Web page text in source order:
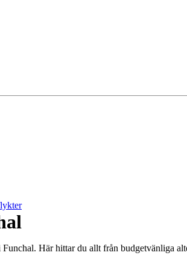
Här hittar du allt från budgetvänliga